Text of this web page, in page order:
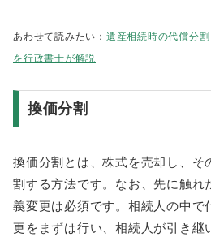
あわせて読みたい： 遺産相続時の代償分
を行政書士が解説
換価分割
換価分割とは、株式を売却し、そ
割する方法です。なお、先に触れ
義変更は必須です。相続人の中で
更をまずは行い、相続人が引き継